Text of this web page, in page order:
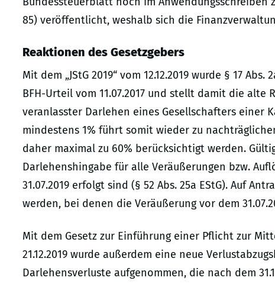
85) veröffentlicht, weshalb sich die
Reaktionen des Gesetzgebers
Mit dem „JStG 2019“ vom 12.12.2019 wurde § 17
BFH-Urteil vom 11.07.2017 und stellt damit die
veranlasster Darlehen eines Gesellschafters einer
mindestens 1% führt somit wieder zu
daher maximal zu 60% berücksichtigt werden.
Darlehenshingabe für alle Veräußerungen bzw.
31.07.2019 erfolgt sind (§ 52 Abs. 25a EStG). Auf
werden, bei denen die Veräußerung vor dem
Mit dem Gesetz zur Einführung einer Pflicht zur
21.12.2019 wurde außerdem eine neue
Darlehensverluste aufgenommen, die nach dem